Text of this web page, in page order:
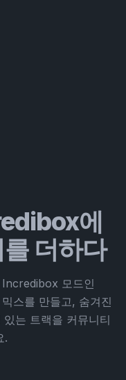
에
더하다
모드인
스를 만들고, 숨겨진
는 트랙을 커뮤니티
.